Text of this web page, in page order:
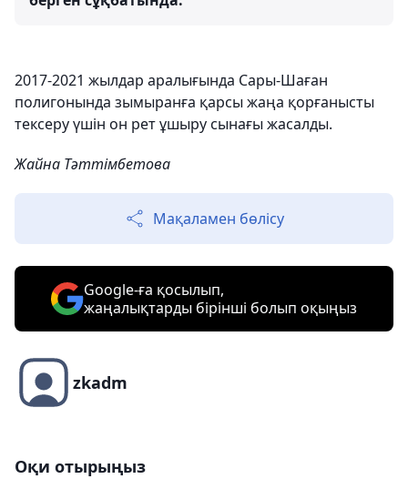
2017-2021 жылдар аралығында Сары-Шаған
полигонында зымыранға қарсы жаңа қорғанысты
тексеру үшін он рет ұшыру сынағы жасалды.
Жайна Тәттімбетова
Мақаламен бөлісу
Google-ға қосылып,
жаңалықтарды бірінші болып оқыңыз
zkadm
Оқи отырыңыз